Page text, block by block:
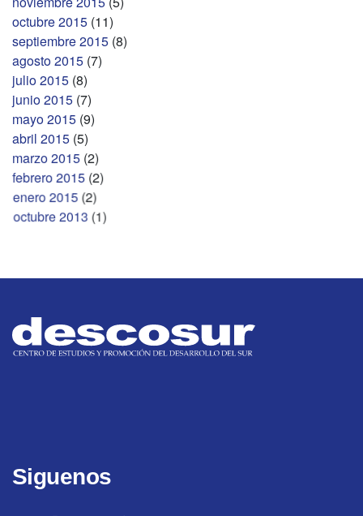
octubre 2015 (11)
septiembre 2015 (8)
agosto 2015 (7)
julio 2015 (8)
junio 2015 (7)
mayo 2015 (9)
abril 2015 (5)
marzo 2015 (2)
febrero 2015 (2)
enero 2015 (2)
octubre 2013 (1)
Siguenos